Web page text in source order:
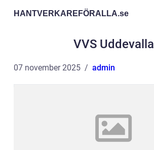
HANTVERKAREFÖRALLA.se
VVS Uddevalla
07 november 2025 admin